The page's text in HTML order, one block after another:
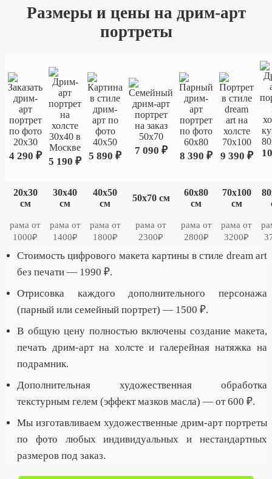
Размеры и цены на дрим-арт
портреты
4 290 ₽ 5 190 ₽ 5 890 ₽ 7 090 ₽ 8 390 ₽ 9 390 ₽
20х30
см
30х40
см
40х50
см
50х70 см
60х80
см
70х100
см
рама от
1000₽
рама от
1400₽
рама от
1800₽
рама от
2300₽
рама от
2800₽
рама от
3200₽
Стоимость цифрового макета картины в стиле dream art
без печати — 1990 ₽.
Отрисовка каждого дополнительного персонажа
(парный или семейный портрет) — 1500 ₽.
В общую цену полностью включены создание макета,
печать дрим-арт на холсте и галерейная натяжка на
подрамник.
Дополнительная художественная обработка
текстурным гелем (эффект мазков масла) — от 600 ₽.
Мы изготавливаем художественные дрим-арт портреты
по фото любых индивидуальных и нестандартных
размеров под заказ.